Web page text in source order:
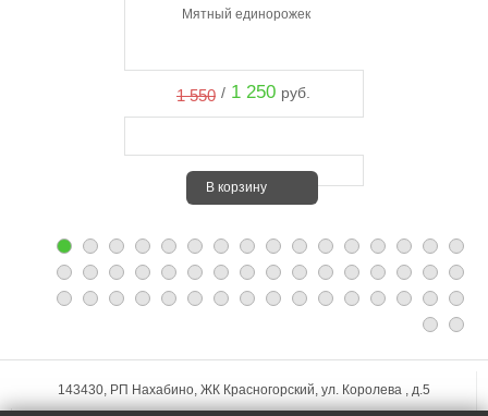
Мятный единорожек
1 550 / 1 250 руб.
В корзину
143430, РП Нахабино, ЖК Красногорский, ул. Королева , д.5